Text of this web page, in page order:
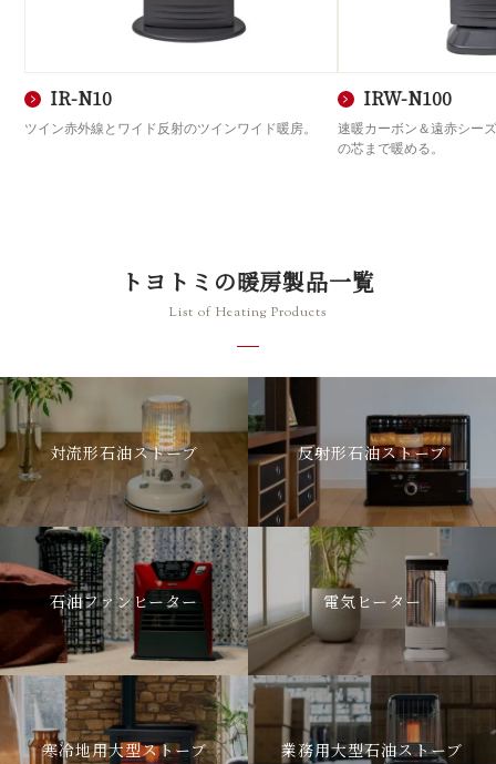
IR-N10
ツイン赤外線とワイド反射のツインワイド暖房。
IRW-N100
速暖カーボン＆遠赤シー
の芯まで暖める。
トヨトミの暖房製品一覧
List of Heating Products
対流形石油ストーブ 反射形石油ストーブ
石油ファンヒーター 電気ヒーター
寒冷地用大型ストーブ 業務用大型石油ストーブ